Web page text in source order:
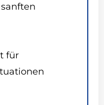
für